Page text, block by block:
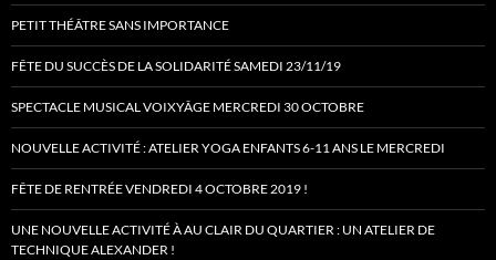
PETIT THÉÂTRE SANS IMPORTANCE
FÊTE DU SUCCÈS DE LA SOLIDARITÉ SAMEDI 23/11/19
SPECTACLE MUSICAL VOIXYÂGE MERCREDI 30 OCTOBRE
NOUVELLE ACTIVITÉ : ATELIER YOGA ENFANTS 6-11 ANS LE MERCREDI
FÊTE DE RENTRÉE VENDREDI 4 OCTOBRE 2019 !
UNE NOUVELLE ACTIVITÉ À AU CLAIR DU QUARTIER : UN ATELIER DE
TECHNIQUE ALEXANDER !